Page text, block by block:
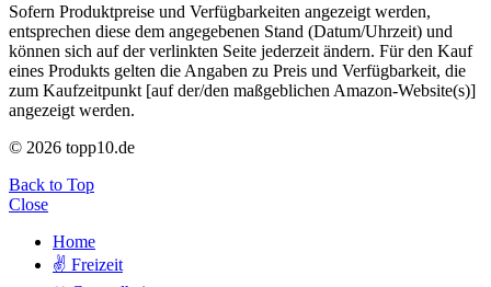
Sofern Produktpreise und Verfügbarkeiten angezeigt werden,
entsprechen diese dem angegebenen Stand (Datum/Uhrzeit) und
können sich auf der verlinkten Seite jederzeit ändern. Für den Kauf
eines Produkts gelten die Angaben zu Preis und Verfügbarkeit, die
zum Kaufzeitpunkt [auf der/den maßgeblichen Amazon-Website(s)]
angezeigt werden.
© 2026 topp10.de
Back to Top
Close
Home
✌ Freizeit